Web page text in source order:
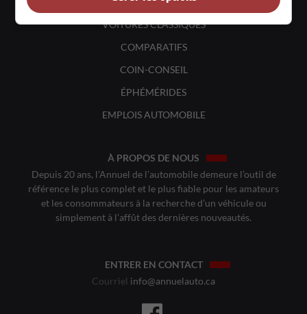
VOITURES CLASSIQUES
COMPARATIFS
COIN-CONSEIL
ÉPHÉMÉRIDES
EMPLOIS AUTOMOBILE
À PROPOS DE NOUS
Depuis 20 ans, l’Annuel de l’automobile demeure l’outil de
référence le plus complet et le plus fiable pour les amateurs
et les consommateurs à la recherche d’un véhicule ou
simplement à l’affût des dernières nouveautés.
ENTRER EN CONTACT
Courriel info@annuelauto.ca